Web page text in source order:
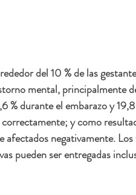
del 10 % de las
mental, principalmente
% durante el embarazo y
y como
afectados negativamente.
pueden ser entregadas